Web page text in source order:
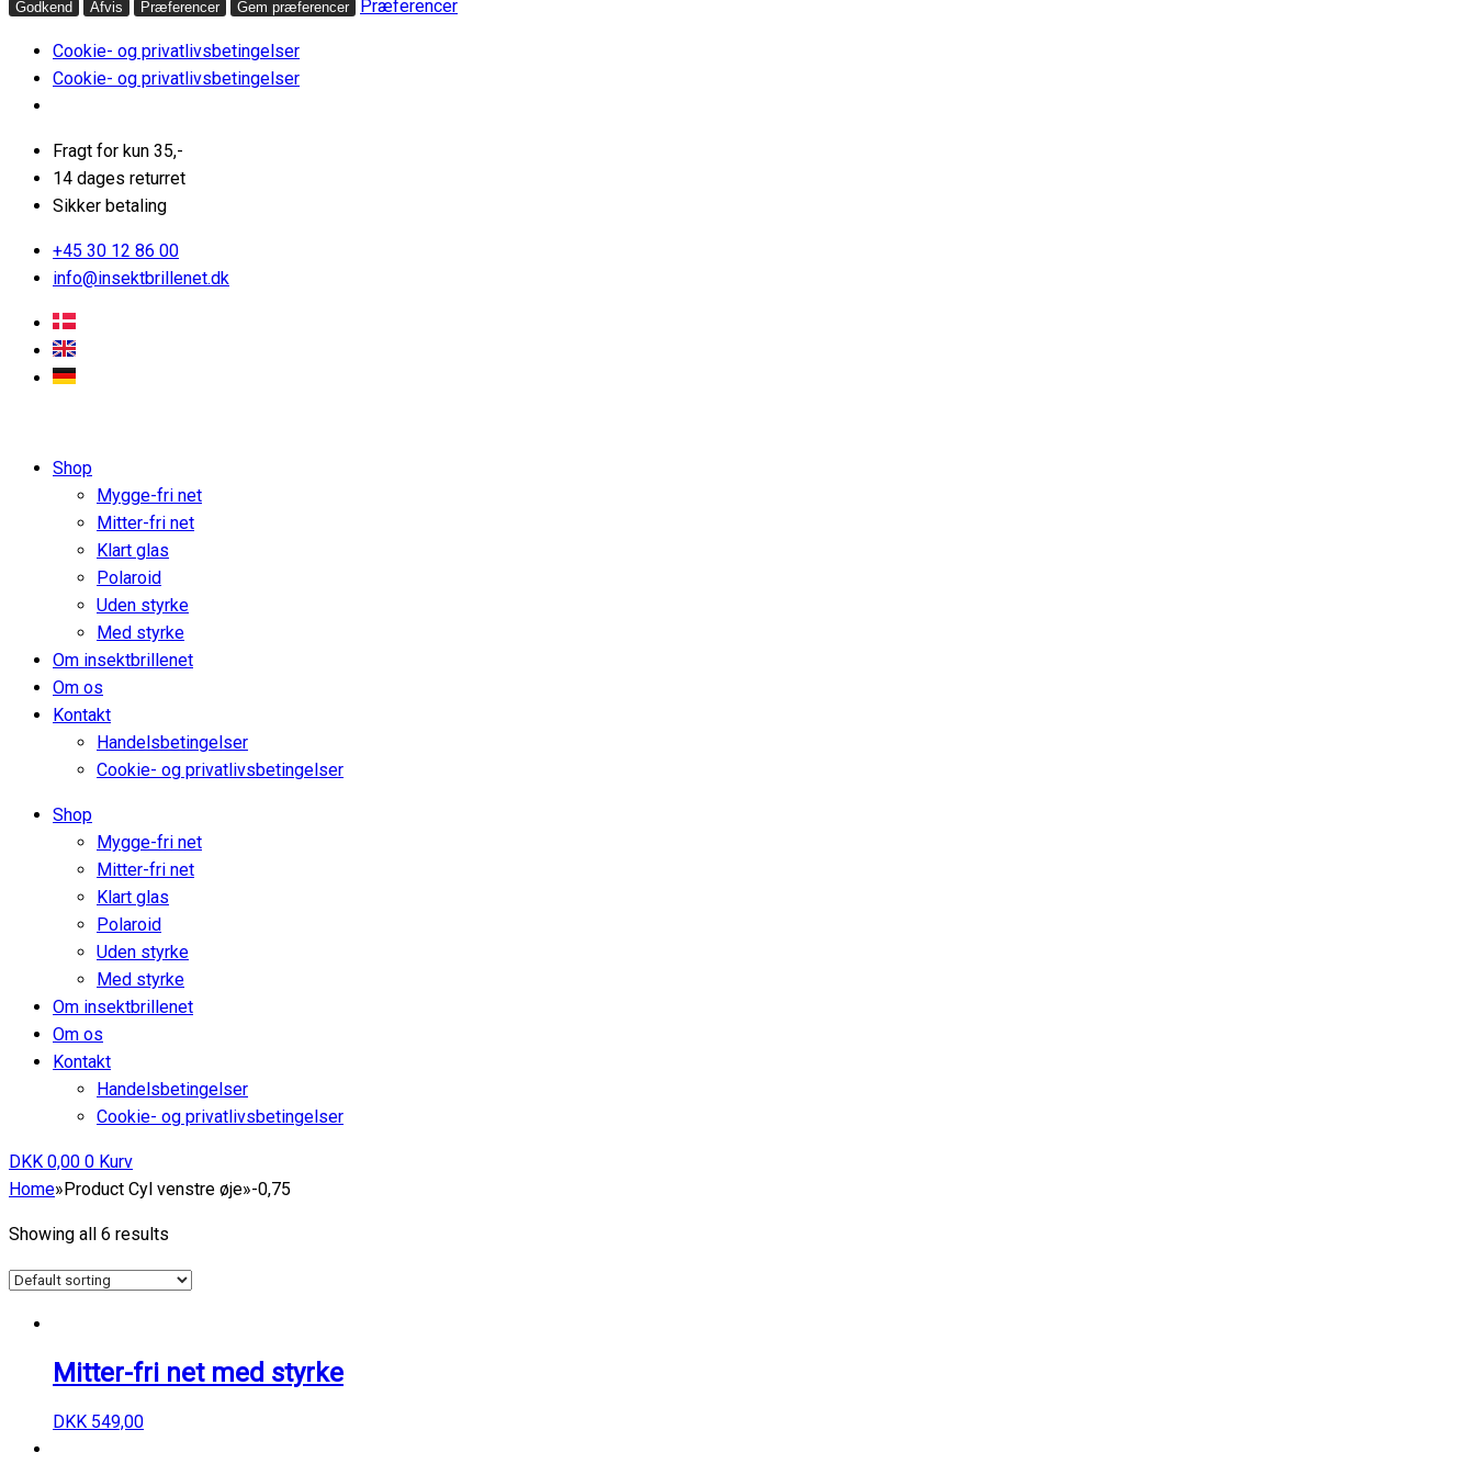
Godkend Afvis Præferencer Gem præferencer Præferencer
Cookie- og privatlivsbetingelser
Cookie- og privatlivsbetingelser
Fragt for kun 35,-
14 dages returret
Sikker betaling
+45 30 12 86 00
info@insektbrillenet.dk
Shop
Mygge-fri net
Mitter-fri net
Klart glas
Polaroid
Uden styrke
Med styrke
Om insektbrillenet
Om os
Kontakt
Handelsbetingelser
Cookie- og privatlivsbetingelser
Shop
Mygge-fri net
Mitter-fri net
Klart glas
Polaroid
Uden styrke
Med styrke
Om insektbrillenet
Om os
Kontakt
Handelsbetingelser
Cookie- og privatlivsbetingelser
DKK 0,00 0 Kurv
Home»Product Cyl venstre øje»-0,75
Showing all 6 results
Mitter-fri net med styrke
DKK 549,00